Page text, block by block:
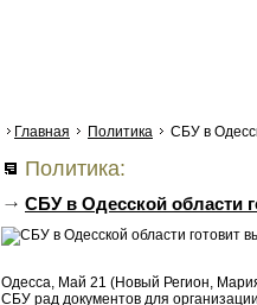
Главная Политика СБУ в
Политика:
СБУ в Одесской области
Одесса, Май 21 (Новый Регион,
СБУ рад документов для